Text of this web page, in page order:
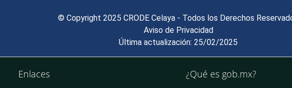
© Copyright 2025 CRODE Celaya - Todos los Derechos
Aviso de Privacidad
Última actualización: 25/02/2025
Enlaces ¿Qué es gob.mx?